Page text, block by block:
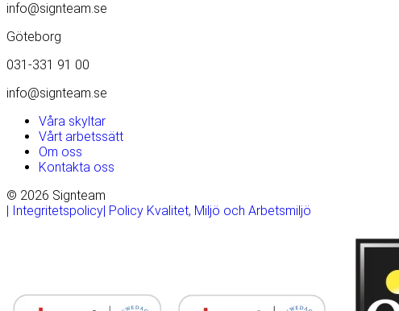
info@signteam.se
Göteborg
031-331 91 00
info@signteam.se
Våra skyltar
Vårt arbetssätt
Om oss
Kontakta oss
© 2026 Signteam
| Integritetspolicy | Policy Kvalitet, Miljö och Arbetsmiljö